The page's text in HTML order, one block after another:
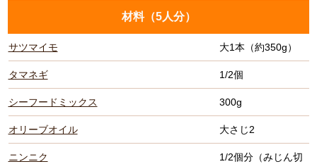
材料（5人分）
サツマイモ 大1本（約350g）
タマネギ 1/2個
シーフードミックス 300g
オリーブオイル 大さじ2
ニンニク
1/2個分（みじん切